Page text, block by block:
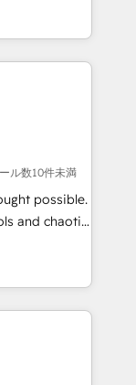
team:
entire
two
your
that
believe in
and we’re
and
ル数10件未満
possible.
and chaotic
deep
faster—with
more